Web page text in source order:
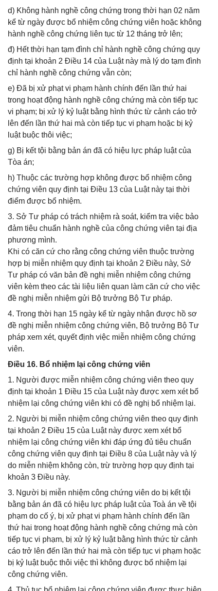
d) Không hành nghề công chứng trong thời hạn 02 năm
kể từ ngày được bổ nhiệm công chứng viên hoặc không
hành nghề công chứng liên tục từ 12 tháng trở lên;
đ) Hết thời hạn tạm đình chỉ hành nghề công chứng quy
định tại khoản 2 Điều 14 của Luật này mà lý do tạm đình
chỉ hành nghề công chứng vẫn còn;
e) Đã bị xử phạt vi phạm hành chính đến lần thứ hai
trong hoạt động hành nghề công chứng mà còn tiếp tục
vi phạm; bị xử lý kỷ luật bằng hình thức từ cảnh cáo trở
lên đến lần thứ hai mà còn tiếp tục vi phạm hoặc bị kỷ
luật buộc thôi việc;
g) Bị kết tội bằng bản án đã có hiệu lực pháp luật của
Tòa án;
h) Thuộc các trường hợp không được bổ nhiệm công
chứng viên quy định tại Điều 13 của Luật này tại thời
điểm được bổ nhiệm.
3. Sở Tư pháp có trách nhiệm rà soát, kiểm tra việc bảo
đảm tiêu chuẩn hành nghề của công chứng viên tại địa
phương mình.
Khi có căn cứ cho rằng công chứng viên thuộc trường
hợp bị miễn nhiệm quy định tại khoản 2 Điều này, Sở
Tư pháp có văn bản đề nghị miễn nhiệm công chứng
viên kèm theo các tài liệu liên quan làm căn cứ cho việc
đề nghị miễn nhiệm gửi Bộ trưởng Bộ Tư pháp.
4. Trong thời hạn 15 ngày kể từ ngày nhận được hồ sơ
đề nghị miễn nhiệm công chứng viên, Bộ trưởng Bộ Tư
pháp xem xét, quyết định việc miễn nhiệm công chứng
viên.
Điều 16. Bổ nhiệm lại công chứng viên
1. Người được miễn nhiệm công chứng viên theo quy
định tại khoản 1 Điều 15 của Luật này được xem xét bổ
nhiệm lại công chứng viên khi có đề nghị bổ nhiệm lại.
2. Người bị miễn nhiệm công chứng viên theo quy định
tại khoản 2 Điều 15 của Luật này được xem xét bổ
nhiệm lại công chứng viên khi đáp ứng đủ tiêu chuẩn
công chứng viên quy định tại Điều 8 của Luật này và lý
do miễn nhiệm không còn, trừ trường hợp quy định tại
khoản 3 Điều này.
3. Người bị miễn nhiệm công chứng viên do bị kết tội
bằng bản án đã có hiệu lực pháp luật của Toà án về tội
phạm do cố ý, bị xử phạt vi phạm hành chính đến lần
thứ hai trong hoạt động hành nghề công chứng mà còn
tiếp tục vi phạm, bị xử lý kỷ luật bằng hình thức từ cảnh
cáo trở lên đến lần thứ hai mà còn tiếp tục vi phạm hoặc
bị kỷ luật buộc thôi việc thì không được bổ nhiệm lại
công chứng viên.